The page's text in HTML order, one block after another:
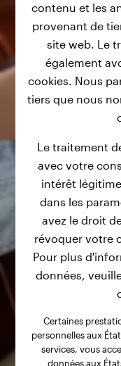
contenu et les
provenant de
site web. Le
également
cookies. Nous
tiers que nous
Le traitement
avec votre
intérêt
dans les
avez le droit
révoquer votre
Pour plus
données,
Certaines
personnelles aux
services, vous
données aux